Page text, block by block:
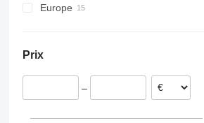
E600
Toucan 861
Europe
Allemagne
Danemark
Prix
–